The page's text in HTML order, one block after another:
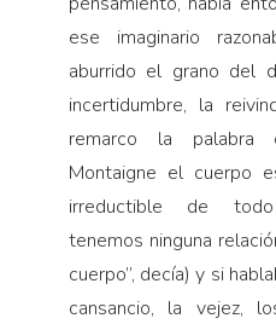
ese imaginario
aburrido el grano del
incertidumbre, la
remarco la palabra
Montaigne el cuerpo
irreductible de
tenemos ninguna
cuerpo”, decía) y si
cansancio, la vejez,